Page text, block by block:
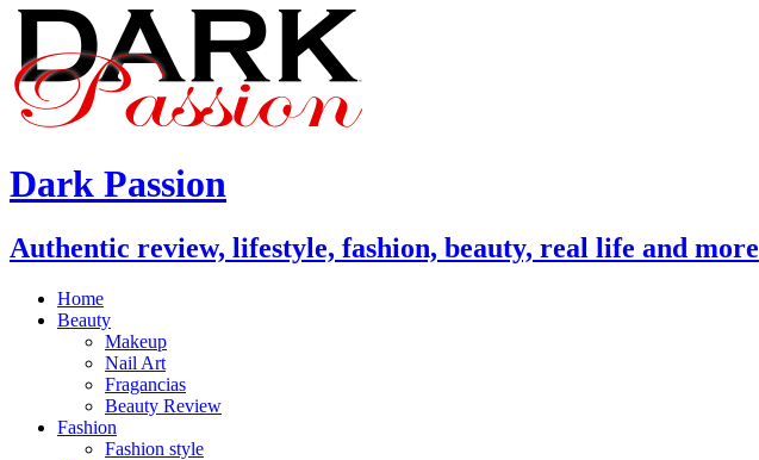
Dark Passion
Authentic review, lifestyle, fashion, beauty, real life and more
Home
Beauty
Makeup
Nail Art
Fragancias
Beauty Review
Fashion
Fashion style